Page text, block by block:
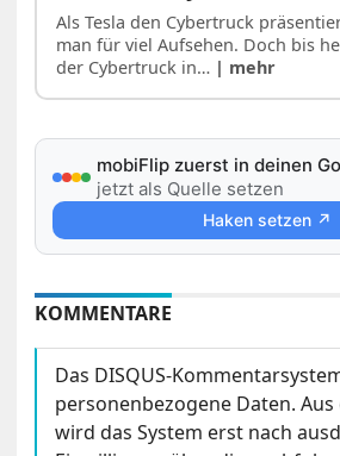
Als Tesla den Cybertruck
man für viel Aufsehen. Doch bis
der Cybertruck in… | mehr
mobiFlip zuerst in deinen
jetzt als Quelle setzen
Haken setzen ↗
KOMMENTARE
Das DISQUS-
personenbezogene Daten.
wird das System erst nach